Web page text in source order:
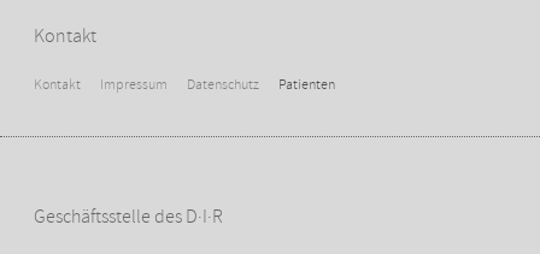
Kontakt
Kontakt Impressum Datenschutz Patienten
Geschäftsstelle des D·I·R